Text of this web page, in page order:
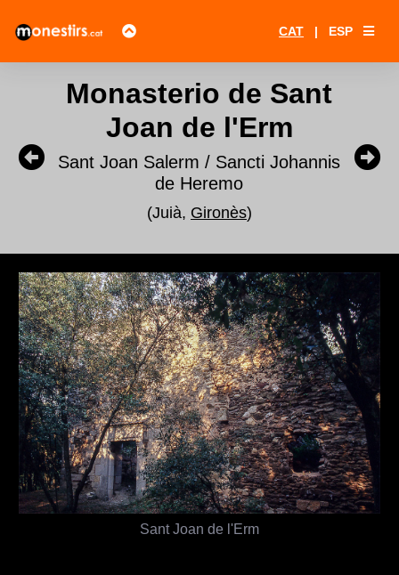
CAT | ESP
Monasterio de Sant
Joan de l'Erm
Sant Joan Salerm / Sancti Johannis
de Heremo
(Juià, Gironès)
Sant Joan de l'Erm